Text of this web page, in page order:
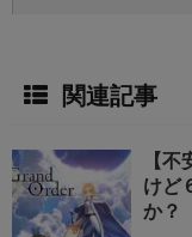
関連記事
【
けど
か？